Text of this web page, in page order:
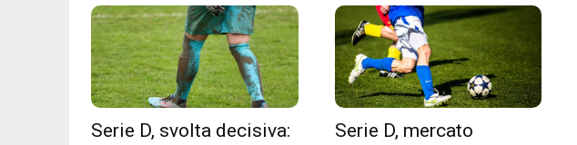
Serie D, svolta decisiva:
Serie D, mercato